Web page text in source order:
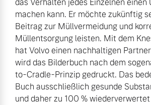
das Verhalten jedes Einzelnen einen
machen kann. Er möchte zukünftig
Beitrag zur Müllvermeidung und
Müllentsorgung leisten. Mit dem
hat Volvo einen nachhaltigen
wird das Bilderbuch nach dem
to-Cradle-Prinzip gedruckt. Das
Buch ausschließlich gesunde
und daher zu 100 %